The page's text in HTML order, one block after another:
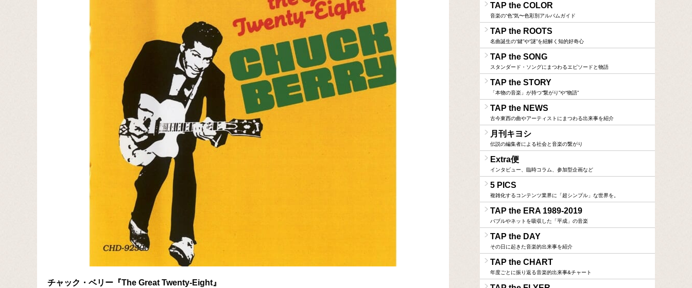
チャック・ベリー『The Great Twenty-Eight』
TAP the COLOR
音楽の“色”気〜色彩別アルバムガイド
TAP the ROOTS
名曲誕生の“鍵”や“謎”を紐解く知的好奇心
TAP the SONG
スタンダード・ソングにまつわるエピソードと物語
TAP the STORY
「本物の音楽」が持つ“繋がり”や“物語”
TAP the NEWS
古今東西の曲やアーティストにまつわる出来事を紹介
月刊キヨシ
伝説の編集者による社会と音楽の繋がり
Extra便
インタビュー、臨時コラム、参加型企画など
5 PICS
複雑化するコンテンツ業界に「超シンプル」な世界を。
TAP the ERA 1989-2019
バブルやネットを吸収した「平成」の音楽
TAP the DAY
その日に起きた音楽的出来事を紹介
TAP the CHART
年度ごとに振り返る音楽的出来事&チャート